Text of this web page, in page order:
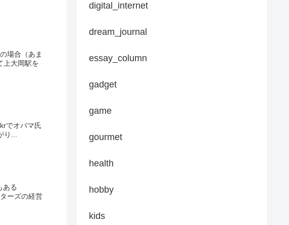
場合（あま
大岡駅を
でオバマ氏
...
ある
ーズの経営
digital_internet
dream_journal
essay_column
gadget
game
gourmet
health
hobby
kids